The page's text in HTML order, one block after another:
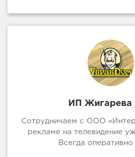
ИП Жигарева
Сотрудничаем с ООО
рекламе на телевидение
Всегда оперативно